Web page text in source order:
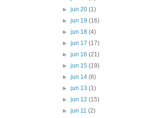
► jun 20 (1)
► jun 19 (16)
► jun 18 (4)
► jun 17 (17)
► jun 16 (21)
► jun 15 (19)
► jun 14 (6)
► jun 13 (1)
► jun 12 (15)
► jun 11 (2)